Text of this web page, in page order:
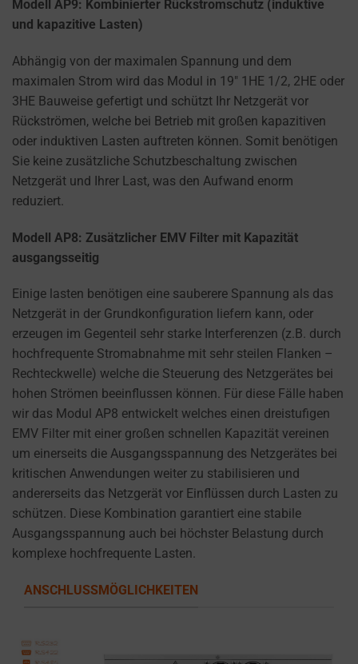
Modell AP9: Kombinierter Rückstromschutz (induktive
und kapazitive Lasten)
Abhängig von der maximalen Spannung und dem
maximalen Strom wird das Modul in 19″ 1HE 1/2, 2HE oder
3HE Bauweise gefertigt und schützt Ihr Netzgerät vor
Rückströmen, welche bei Betrieb mit großen kapazitiven
oder induktiven Lasten auftreten können. Somit benötigen
Sie keine zusätzliche Schutzbeschaltung zwischen
Netzgerät und Ihrer Last, was den Aufwand enorm
reduziert.
Modell AP8: Zusätzlicher EMV Filter mit Kapazität
ausgangsseitig
Einige lasten benötigen eine sauberere Spannung als das
Netzgerät in der Grundkonfiguration liefern kann, oder
erzeugen im Gegenteil sehr starke Interferenzen (z.B. durch
hochfrequente Stromabnahme mit sehr steilen Flanken –
Rechteckwelle) welche die Steuerung des Netzgerätes bei
hohen Strömen beeinflussen können. Für diese Fälle haben
wir das Modul AP8 entwickelt welches einen dreistufigen
EMV Filter mit einer großen schnellen Kapazität vereinen
um einerseits die Ausgangsspannung des Netzgerätes bei
kritischen Anwendungen weiter zu stabilisieren und
andererseits das Netzgerät vor Einflüssen durch Lasten zu
schützen. Diese Kombination garantiert eine stabile
Ausgangsspannung auch bei höchster Belastung durch
komplexe hochfrequente Lasten.
ANSCHLUSSMÖGLICHKEITEN
information
shared.
also
explains
how
you
can
your
preferences.